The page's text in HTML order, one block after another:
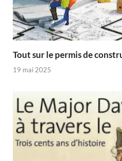
Tout sur le permis de
19 mai 2025